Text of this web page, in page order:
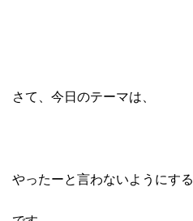
さて、今日のテーマは、
やったーと言わないようにする